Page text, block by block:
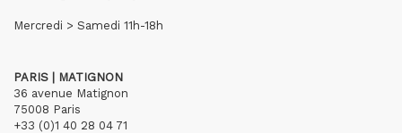
Mercredi > Samedi 11h-18h
PARIS | MATIGNON
36 avenue Matignon
75008 Paris
+33 (0)1 40 28 04 71